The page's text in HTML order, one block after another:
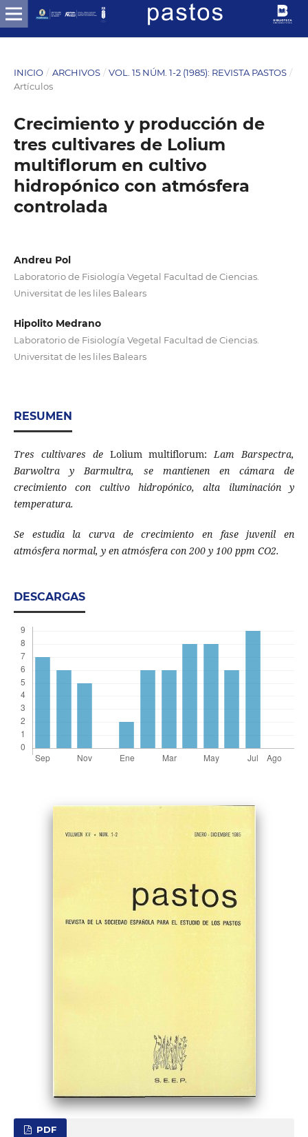
INICIO / ARCHIVOS / VOL. 15 NÚM. 1-2 (1985): REVISTA PASTOS /
Artículos
Crecimiento y producción de
tres cultivares de Lolium
multiflorum en cultivo
hidropónico con atmósfera
controlada
Andreu Pol
Laboratorio de Fisiología Vegetal Facultad de Ciencias.
Universitat de les liles Balears
Hipolito Medrano
Laboratorio de Fisiología Vegetal Facultad de Ciencias.
Universitat de les liles Balears
RESUMEN
Tres cultivares de Lolium multiflorum:Lam Barspectra,
Barwoltra y Barmultra, se mantienen en cámara de
crecimiento con cultivo hidropónico, alta iluminación y
temperatura.
Se estudia la curva de crecimiento en fase juvenil en
atmósfera normal, y en atmósfera con 200 y 100 ppm CO2.
DESCARGAS
PDF